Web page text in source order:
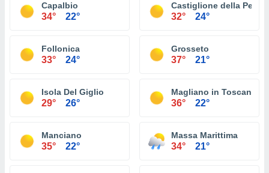
Capalbio
34° 22°
Castiglione della
32° 24°
Follonica
33° 24°
Grosseto
37° 21°
Isola Del Giglio
29° 26°
Magliano in Toscana
36° 22°
Manciano
35° 22°
Massa Marittima
34° 21°